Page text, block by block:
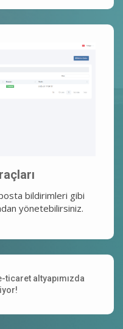
bildirimleri gibi
yönetebilirsiniz.
ticaret altyapımızda